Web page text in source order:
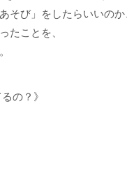
び」をしたらいいのか
たことを、
の？》